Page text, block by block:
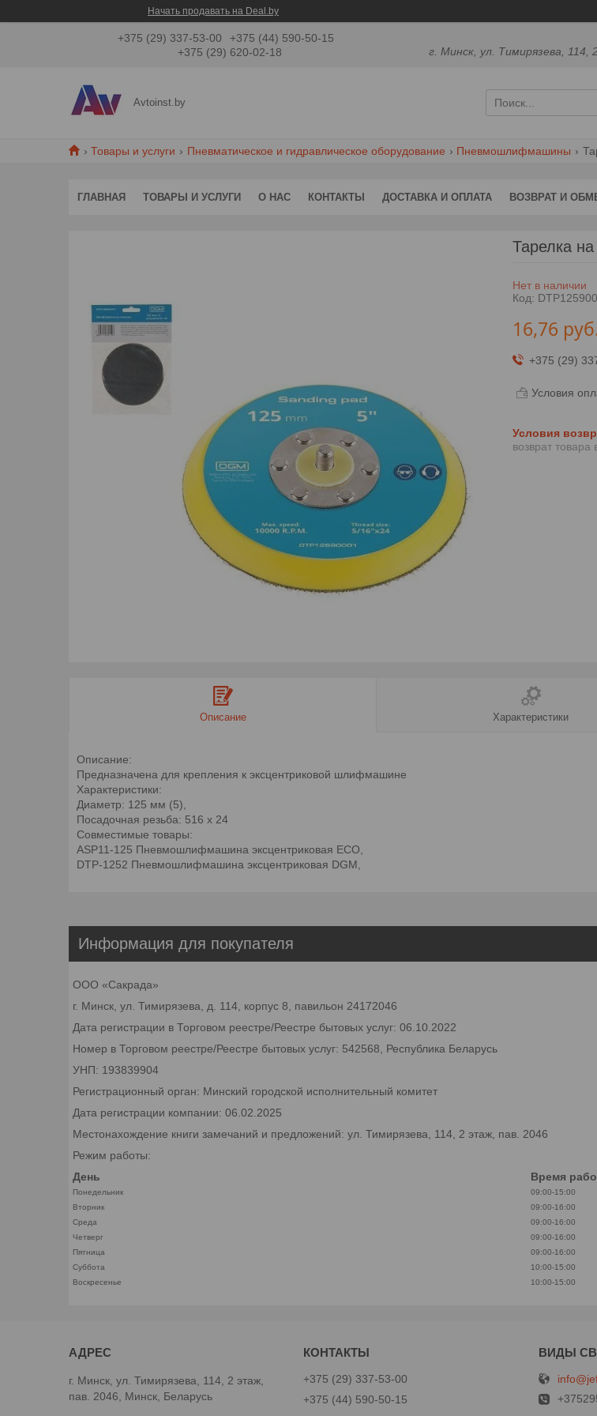
Начать продавать на Deal.by
+375 (29) 337-53-00
+375 (44) 590-50-15
+375 (29) 620-02-18
г. Минск, ул. Тимирязева, 114,
Avtoinst.by
Товары и услуги Пневматическое и гидравлическое оборудование Пневмошлифмашины
ГЛАВНАЯ ТОВАРЫ И УСЛУГИ О НАС КОНТАКТЫ ДОСТАВКА И ОПЛАТА ВОЗВРАТ И
Тарелка
Нет в наличии
Код:
16,76
+375 (29)
Условия
возврат товара
Описание Характеристики
Описание:
Предназначена для крепления к эксцентриковой шлифмашине
Характеристики:
Диаметр: 125 мм (5),
Посадочная резьба: 516 x 24
Совместимые товары:
ASP11-125 Пневмошлифмашина эксцентриковая ECO,
DTP-1252 Пневмошлифмашина эксцентриковая DGM,
Информация для покупателя
ООО «Сакрада»
г. Минск, ул. Тимирязева, д. 114, корпус 8, павильон 24172046
Дата регистрации в Торговом реестре/Реестре бытовых услуг: 06.10.2022
Номер в Торговом реестре/Реестре бытовых услуг: 542568, Республика Беларусь
УНП: 193839904
Регистрационный орган: Минский городской исполнительный комитет
Дата регистрации компании: 06.02.2025
Местонахождение книги замечаний и предложений: ул. Тимирязева, 114, 2 этаж, пав. 2046
Режим работы:
День
Время
Понедельник
09:00-15:00
Вторник
09:00-16:00
Среда
09:00-16:00
Четверг
09:00-16:00
Пятница
09:00-16:00
Суббота
10:00-15:00
Воскресенье
10:00-15:00
г. Минск, ул. Тимирязева, 114, 2 этаж,
пав. 2046, Минск, Беларусь
+375 (29) 337-53-00
+375 (44) 590-50-15